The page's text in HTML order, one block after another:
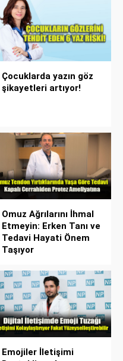
Çocuklarda yazın göz
şikayetleri artıyor!
Omuz Ağrılarını İhmal
Etmeyin: Erken Tanı ve
Tedavi Hayati Önem
Taşıyor
Emojiler İletişimi